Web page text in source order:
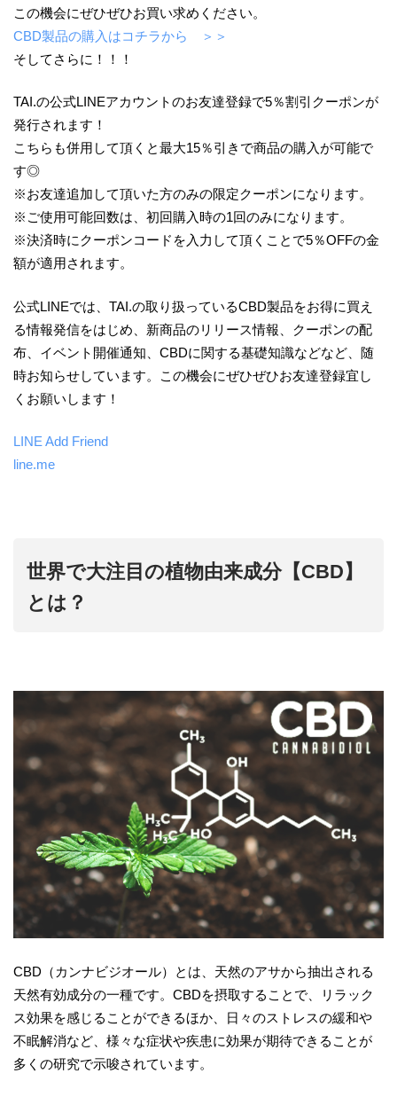
この機会にぜひぜひお買い求めください。
CBD製品の購入はコチラから ＞＞
そしてさらに！！！
TAI.の公式LINEアカウントのお友達登録で5％割引クーポンが
発行されます！
こちらも併用して頂くと最大15％引きで商品の購入が可能で
す◎
※お友達追加して頂いた方のみの限定クーポンになります。
※ご使用可能回数は、初回購入時の1回のみになります。
※決済時にクーポンコードを入力して頂くことで5％OFFの金
額が適用されます。
公式LINEでは、TAI.の取り扱っているCBD製品をお得に買え
る情報発信をはじめ、新商品のリリース情報、クーポンの配
布、イベント開催通知、CBDに関する基礎知識などなど、随
時お知らせしています。この機会にぜひぜひお友達登録宜し
くお願いします！
LINE Add Friend
line.me
世界で大注目の植物由来成分【CBD】
とは？
CBD（カンナビジオール）とは、天然のアサから抽出される
天然有効成分の一種です。CBDを摂取することで、リラック
ス効果を感じることができるほか、日々のストレスの緩和や
不眠解消など、様々な症状や疾患に効果が期待できることが
多くの研究で示唆されています。